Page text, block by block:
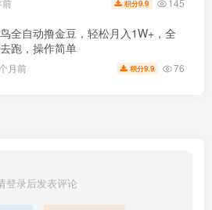
前 积分9.9
全自动撸金豆，轻松月入1W+，全
跑，操作简单
月前 积分9.9 76
登录后发表评论